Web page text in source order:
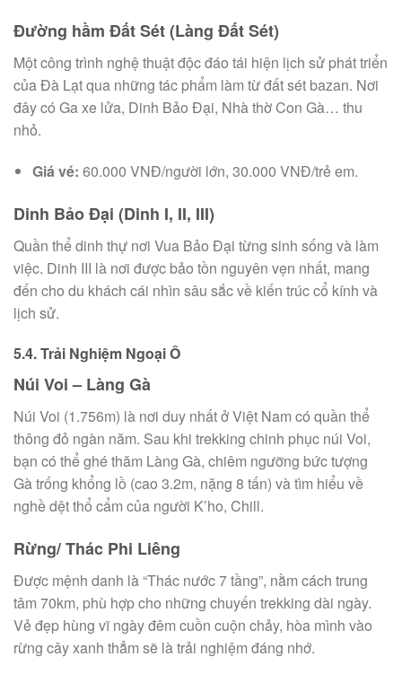
Đường hầm Đất Sét (Làng Đất Sét)
Một công trình nghệ thuật độc đáo tái hiện lịch sử phát triển
của Đà Lạt qua những tác phẩm làm từ đất sét bazan. Nơi
đây có Ga xe lửa, Dinh Bảo Đại, Nhà thờ Con Gà… thu
nhỏ.
Giá vé: 60.000 VNĐ/người lớn, 30.000 VNĐ/trẻ em.
Dinh Bảo Đại (Dinh I, II, III)
Quần thể dinh thự nơi Vua Bảo Đại từng sinh sống và làm
việc. Dinh III là nơi được bảo tồn nguyên vẹn nhất, mang
đến cho du khách cái nhìn sâu sắc về kiến trúc cổ kính và
lịch sử.
5.4. Trải Nghiệm Ngoại Ô
Núi Voi – Làng Gà
Núi Voi (1.756m) là nơi duy nhất ở Việt Nam có quần thể
thông đỏ ngàn năm. Sau khi trekking chinh phục núi Voi,
bạn có thể ghé thăm Làng Gà, chiêm ngưỡng bức tượng
Gà trống khổng lồ (cao 3.2m, nặng 8 tấn) và tìm hiểu về
nghề dệt thổ cẩm của người K’ho, Chill.
Rừng/ Thác Phi Liêng
Được mệnh danh là “Thác nước 7 tầng”, nằm cách trung
tâm 70km, phù hợp cho những chuyến trekking dài ngày.
Vẻ đẹp hùng vĩ ngày đêm cuồn cuộn chảy, hòa mình vào
rừng cây xanh thẳm sẽ là trải nghiệm đáng nhớ.